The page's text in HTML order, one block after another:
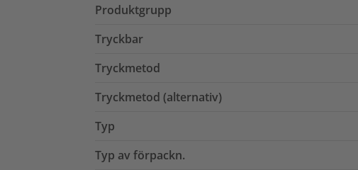
Produktgrupp
Tryckbar
Tryckmetod
Tryckmetod (alternativ)
Typ
Typ av förpackn.